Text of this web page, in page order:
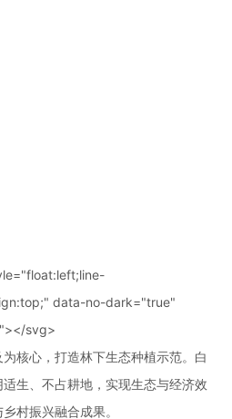
data-no-dark="true"
svg>
核心，打造林下生态种植示范。白
生、不占耕地，实现生态与经济效
村振兴融合成果。